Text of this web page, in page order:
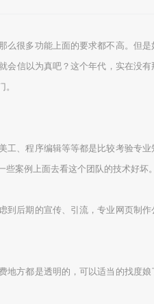
么很多功能上面的要求都不高。但
会信以为真吧？这个年代，实在没
、程序编辑等等都是比较考验专
案例上面去看这个团队的技术好坏。
后期的宣传、引流，专业网页制作
方都是透明的，可以适当的找度娘